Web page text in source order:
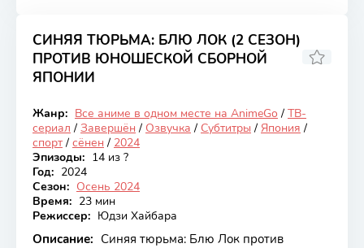
СИНЯЯ ТЮРЬМА: БЛЮ ЛОК (2 СЕЗОН)
ПРОТИВ ЮНОШЕСКОЙ СБОРНОЙ
ЯПОНИИ
Закончен
Жанр: Все аниме в одном месте на AnimeGo / ТВ-
сериал / Завершён / Озвучка / Субтитры / Япония /
спорт / сёнен / 2024
Эпизоды: 14 из ?
Год: 2024
Сезон: Осень 2024
Время: 23 мин
Режиссер: Юдзи Хайбара
Описание: Синяя тюрьма: Блю Лок против